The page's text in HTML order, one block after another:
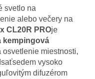
svetlo na
alebo večery na
CL20R PROje
kempingová
osvetlenie miestnosti,
vysoko
difuzérom